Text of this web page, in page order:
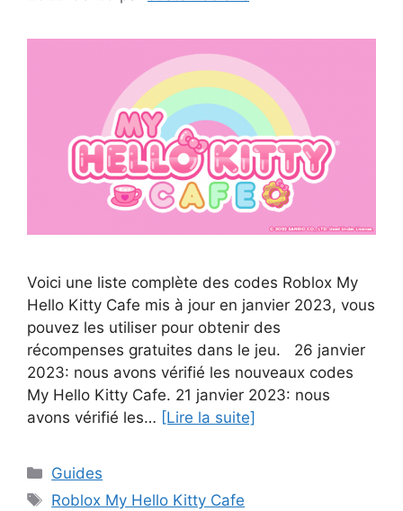
Voici une liste complète des codes Roblox My
Hello Kitty Cafe mis à jour en janvier 2023, vous
pouvez les utiliser pour obtenir des
récompenses gratuites dans le jeu. 26 janvier
2023: nous avons vérifié les nouveaux codes
My Hello Kitty Cafe. 21 janvier 2023: nous
avons vérifié les… [Lire la suite]
Catégories
Guides
Étiquettes
Roblox My Hello Kitty Cafe